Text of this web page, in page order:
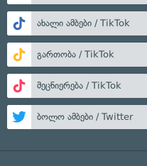
ახალი ამბები / TikTok
გართობა / TikTok
მეცნიერება / TikTok
ბოლო ამბები / Twitter